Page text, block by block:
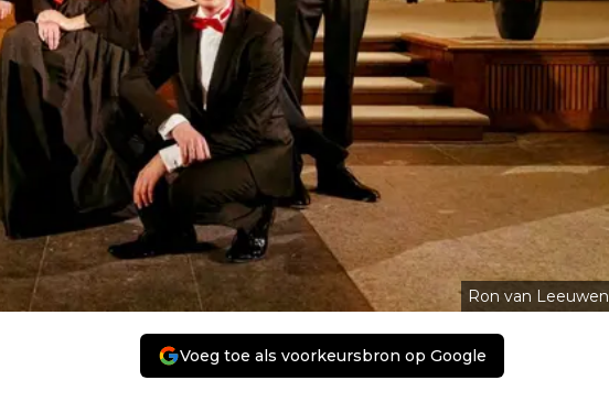
Ron van Leeuwen
Voeg toe als voorkeursbron op Google